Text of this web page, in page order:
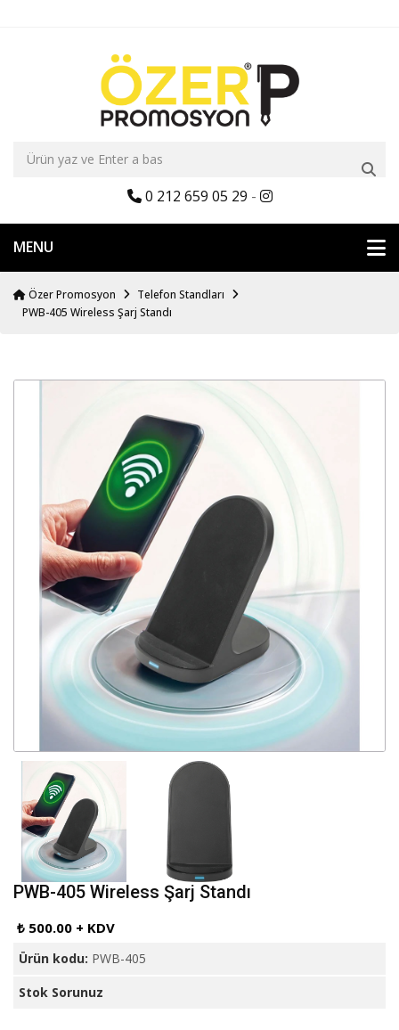
0 212 659 05 29 -
MENU
Özer Promosyon
Telefon Standları
PWB-405 Wireless Şarj Standı
PWB-405 Wireless Şarj Standı
₺ 500.00 + KDV
Ürün kodu: PWB-405
Stok Sorunuz